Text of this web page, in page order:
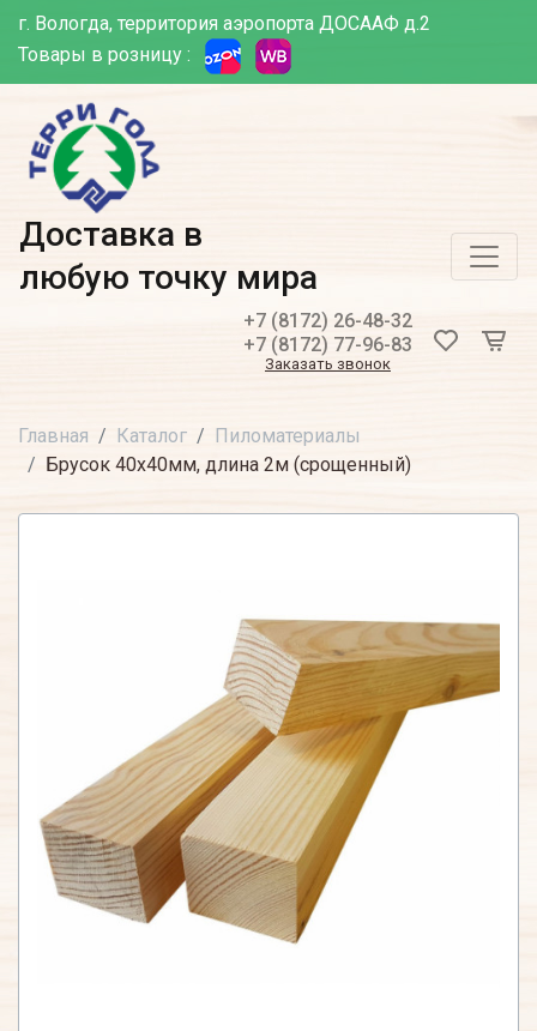
г. Вологда, территория аэропорта ДОСААФ д.2
Товары в розницу :
Доставка в
любую точку мира
+7 (8172) 26-48-32
+7 (8172) 77-96-83
Заказать звонок
Главная Каталог
Пиломатериалы
Брусок 40х40мм, длина 2м (срощенный)